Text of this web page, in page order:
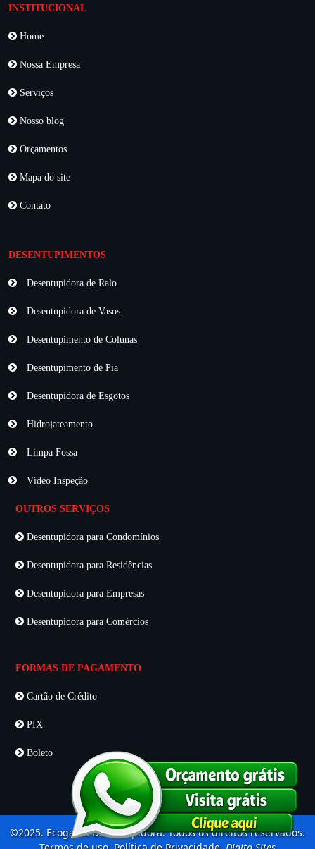
INSTITUCIONAL
Home
Nossa Empresa
Serviços
Nosso blog
Orçamentos
Mapa do site
Contato
DESENTUPIMENTOS
Desentupidora de Ralo
Desentupidora de Vasos
Desentupimento de Colunas
Desentupimento de Pia
Desentupidora de Esgotos
Hidrojateamento
Limpa Fossa
Vídeo Inspeção
OUTROS SERVIÇOS
Desentupidora para Condomínios
Desentupidora para Residências
Desentupidora para Empresas
Desentupidora para Comércios
FORMAS DE PAGAMENTO
Cartão de Crédito
PIX
Boleto
©2025. Ecogama Desentupidora. Todos os direitos reservados.